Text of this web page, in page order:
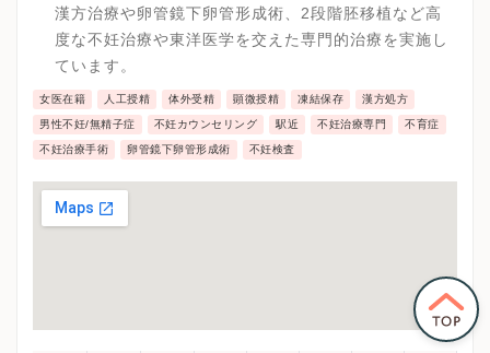
漢方治療や卵管鏡下卵管形成術、2段階胚移植など高
度な不妊治療や東洋医学を交えた専門的治療を実施し
ています。
女医在籍 人工授精 体外受精 顕微授精 凍結保存 漢方処方
男性不妊/無精子症 不妊カウンセリング 駅近 不妊治療専門 不育症
不妊治療手術 卵管鏡下卵管形成術 不妊検査